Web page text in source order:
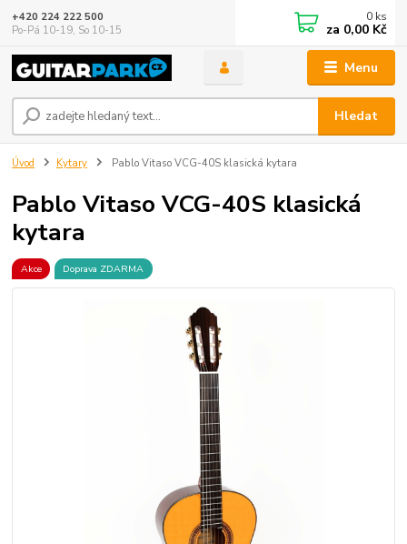
Menu
Hledat
+420 224 222 500
Po-Pá 10-19, So 10-15
0 ks
za 0,00 Kč
Úvod Kytary Pablo Vitaso VCG-40S klasická kytara
Pablo Vitaso VCG-40S klasická
kytara
Akce Doprava ZDARMA